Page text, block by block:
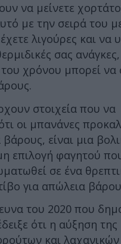
να μείνετε
με την σειρά του
λιγούρες και να
σας
χρόνου μπορεί να
στοιχεία που να
οι μπανάνες
είναι μια
επιλογή φαγητού
σε ένα
για απώλεια
του 2020 που
ότι η αύξηση της
και λαχανικών